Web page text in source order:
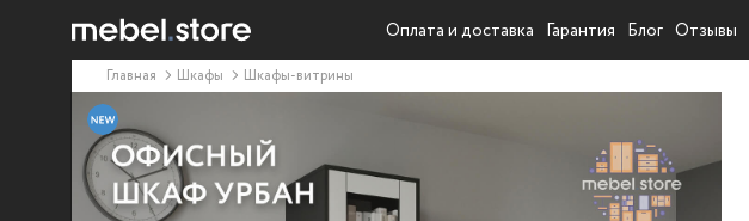
Оплата и доставка Гарантия Блог Отзывы
Главная Шкафы Шкафы-витрины